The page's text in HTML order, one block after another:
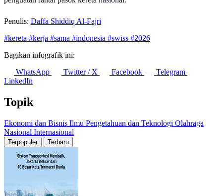
Penulis: Daffa Shiddiq Al-Fajri
#kereta #kerja #sama #indonesia #swiss #2026
Bagikan infografik ini:
WhatsApp
Twitter / X Facebook
Telegram
LinkedIn
Topik
Ekonomi dan Bisnis Ilmu Pengetahuan dan Teknologi Olahraga
Nasional Internasional
Terpopuler Terbaru